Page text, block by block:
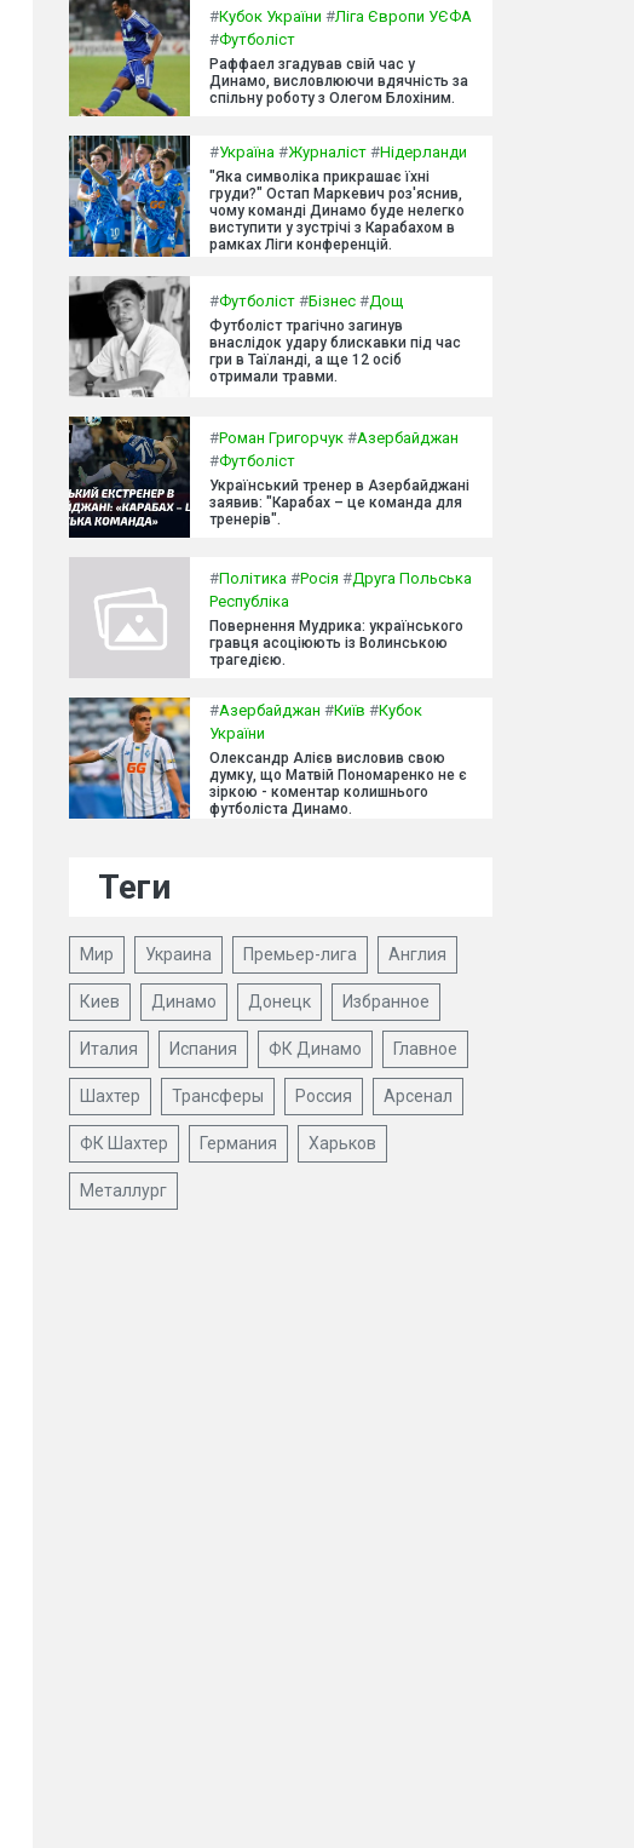
#Кубок України #Ліга Європи УЄФА
#Футболіст
Раффаел згадував свій час у
Динамо, висловлюючи вдячність за
спільну роботу з Олегом Блохіним.
#Україна #Журналіст #Нідерланди
"Яка символіка прикрашає їхні
груди?" Остап Маркевич роз'яснив,
чому команді Динамо буде нелегко
виступити у зустрічі з Карабахом в
рамках Ліги конференцій.
#Футболіст #Бізнес #Дощ
Футболіст трагічно загинув
внаслідок удару блискавки під час
гри в Таїланді, а ще 12 осіб
отримали травми.
#Роман Григорчук #Азербайджан
#Футболіст
Український тренер в Азербайджані
заявив: "Карабах – це команда для
тренерів".
#Політика #Росія #Друга Польська
Республіка
Повернення Мудрика: українського
гравця асоціюють із Волинською
трагедією.
#Азербайджан #Київ #Кубок
України
Олександр Алієв висловив свою
думку, що Матвій Пономаренко не є
зіркою - коментар колишнього
футболіста Динамо.
Теги
Мир Украина Премьер-лига Англия
Киев Динамо Донецк Избранное
Италия Испания ФК Динамо Главное
Шахтер Трансферы Россия Арсенал
ФК Шахтер Германия Харьков
Металлург